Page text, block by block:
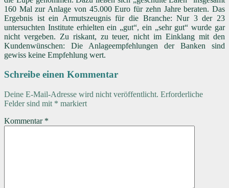
160 Mal zur Anlage von 45.000 Euro für zehn Jahre beraten. Das
Ergebnis ist ein Armutszeugnis für die Branche: Nur 3 der 23
untersuchten Institute erhielten ein „gut“, ein „sehr gut“ wurde gar
nicht vergeben. Zu riskant, zu teuer, nicht im Einklang mit den
Kundenwünschen: Die Anlageempfehlungen der Banken sind
gewiss keine Empfehlung wert.
Schreibe einen Kommentar
Deine E-Mail-Adresse wird nicht veröffentlicht. Erforderliche
Felder sind mit * markiert
Kommentar *